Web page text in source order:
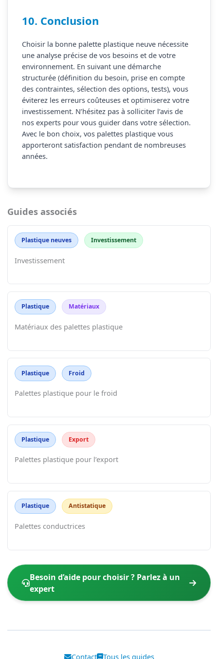
10. Conclusion
Choisir la bonne palette plastique neuve nécessite
une analyse précise de vos besoins et de votre
environnement. En suivant une démarche
structurée (définition du besoin, prise en compte
des contraintes, sélection des options, tests), vous
éviterez les erreurs coûteuses et optimiserez votre
investissement. N’hésitez pas à solliciter l’avis de
nos experts pour vous guider dans votre sélection.
Avec le bon choix, vos palettes plastique vous
apporteront satisfaction pendant de nombreuses
années.
Guides associés
Plastique neuves Investissement
Investissement
Plastique Matériaux
Matériaux des palettes plastique
Plastique Froid
Palettes plastique pour le froid
Plastique Export
Palettes plastique pour l’export
Plastique Antistatique
Palettes conductrices
Besoin d’aide pour choisir ? Parlez à un
expert
Contact Tous les guides